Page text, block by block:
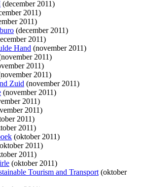
(december 2011)
2011)
2011)
(december 2011)
2011)
Hand (november 2011)
2011)
2011)
2011)
Zuid (november 2011)
(november 2011)
2011)
2011)
2011)
2011)
(oktober 2011)
2011)
2011)
(oktober 2011)
Tourism and Transport(oktober